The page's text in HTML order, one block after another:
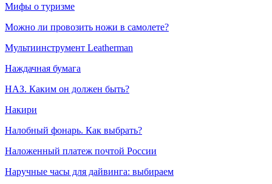
Мифы о туризме
Можно ли провозить ножи в самолете?
Мультиинструмент Leatherman
Наждачная бумага
НАЗ. Каким он должен быть?
Накири
Налобный фонарь. Как выбрать?
Наложенный платеж почтой России
Наручные часы для дайвинга: выбираем